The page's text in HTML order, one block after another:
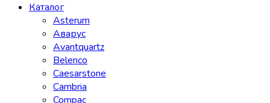
Каталог
Asterum
Аварус
Avantquartz
Belenco
Caesarstone
Cambria
Compac